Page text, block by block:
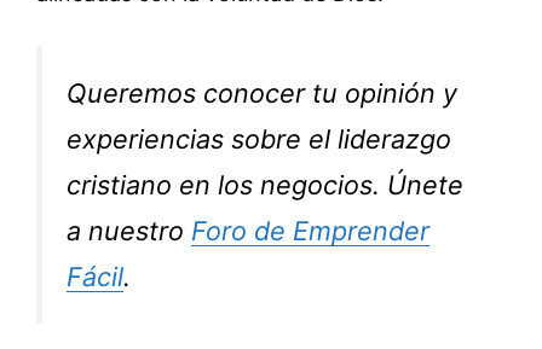
Queremos conocer tu opinión y
experiencias sobre el liderazgo
cristiano en los negocios. Únete
a nuestro Foro de Emprender
Fácil.